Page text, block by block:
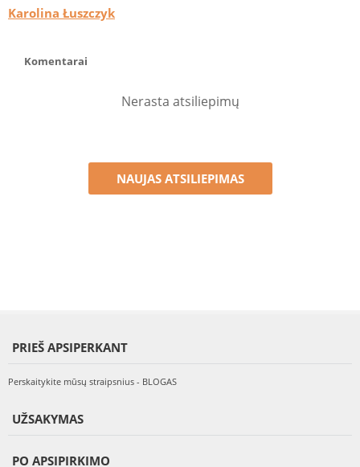
Karolina Łuszczyk
Komentarai
Nerasta atsiliepimų
NAUJAS ATSILIEPIMAS
PRIEŠ APSIPERKANT
Perskaitykite mūsų straipsnius - BLOGAS
UŽSAKYMAS
PO APSIPIRKIMO